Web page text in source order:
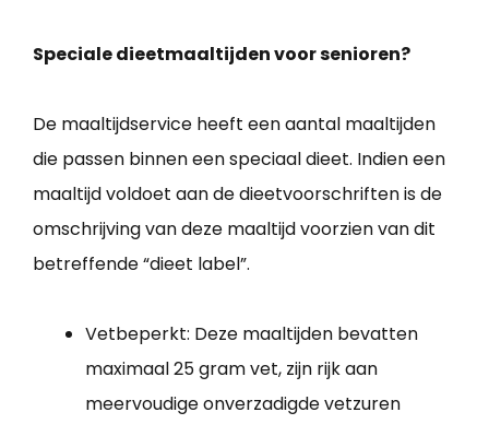
Speciale dieetmaaltijden voor senioren?
De maaltijdservice heeft een aantal maaltijden
die passen binnen een speciaal dieet. Indien een
maaltijd voldoet aan de dieetvoorschriften is de
omschrijving van deze maaltijd voorzien van dit
betreffende “dieet label”.
Vetbeperkt: Deze maaltijden bevatten
maximaal 25 gram vet, zijn rijk aan
meervoudige onverzadigde vetzuren